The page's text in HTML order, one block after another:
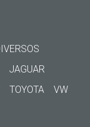
JAGUAR
TOYOTA
VW